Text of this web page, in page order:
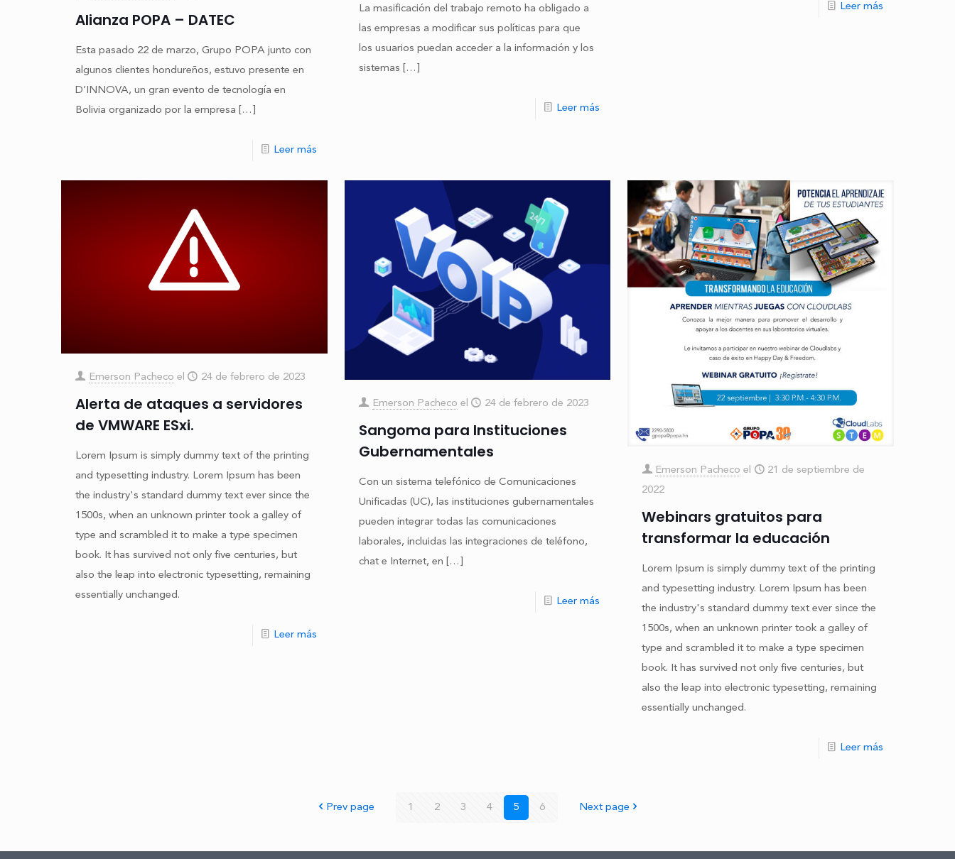
Alianza POPA – DATEC
Esta pasado 22 de marzo, Grupo POPA junto con
algunos clientes hondureños, estuvo presente en
D’INNOVA, un gran evento de tecnología en
Bolivia organizado por la empresa […]
Leer más
La masificación del trabajo remoto ha obligado a
las empresas a modificar sus políticas para que
los usuarios puedan acceder a la información y los
sistemas […]
Leer más
Leer más
Emerson Pacheco el 24 de febrero de 2023
Alerta de ataques a servidores
de VMWARE ESxi.
Lorem Ipsum is simply dummy text of the printing
and typesetting industry. Lorem Ipsum has been
the industry's standard dummy text ever since the
1500s, when an unknown printer took a galley of
type and scrambled it to make a type specimen
book. It has survived not only five centuries, but
also the leap into electronic typesetting, remaining
essentially unchanged.
Leer más
Emerson Pacheco el 24 de febrero de 2023
Sangoma para Instituciones
Gubernamentales
Con un sistema telefónico de Comunicaciones
Uniﬁcadas (UC), las instituciones gubernamentales
pueden integrar todas las comunicaciones
laborales, incluidas las integraciones de teléfono,
chat e Internet, en […]
Leer más
Emerson Pacheco el
21 de septiembre de
2022
Webinars gratuitos para
transformar la educación
Lorem Ipsum is simply dummy text of the printing
and typesetting industry. Lorem Ipsum has been
the industry's standard dummy text ever since the
1500s, when an unknown printer took a galley of
type and scrambled it to make a type specimen
book. It has survived not only five centuries, but
also the leap into electronic typesetting, remaining
essentially unchanged.
Leer más
Prev page 1 2 3 4 5 6 Next page